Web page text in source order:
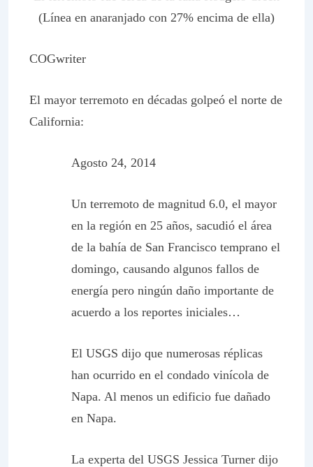
(Línea en anaranjado con 27% encima de ella)
COGwriter
El mayor terremoto en décadas golpeó el norte de
California:
Agosto 24, 2014
Un terremoto de magnitud 6.0, el mayor
en la región en 25 años, sacudió el área
de la bahía de San Francisco temprano el
domingo, causando algunos fallos de
energía pero ningún daño importante de
acuerdo a los reportes iniciales…
El USGS dijo que numerosas réplicas
han ocurrido en el condado vinícola de
Napa. Al menos un edificio fue dañado
en Napa.
La experta del USGS Jessica Turner dijo